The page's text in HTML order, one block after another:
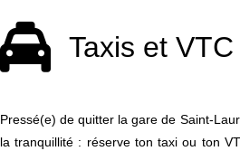
Taxis et VTC
Pressé(e) de quitter la gare de Saint-
la tranquillité : réserve ton taxi ou ton